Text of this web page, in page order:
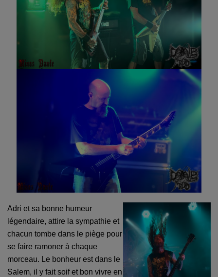
Adri et sa bonne humeur
légendaire, attire la sympathie et
chacun tombe dans le piège pour
se faire ramoner à chaque
morceau. Le bonheur est dans le
Salem, il y fait soif et bon vivre en